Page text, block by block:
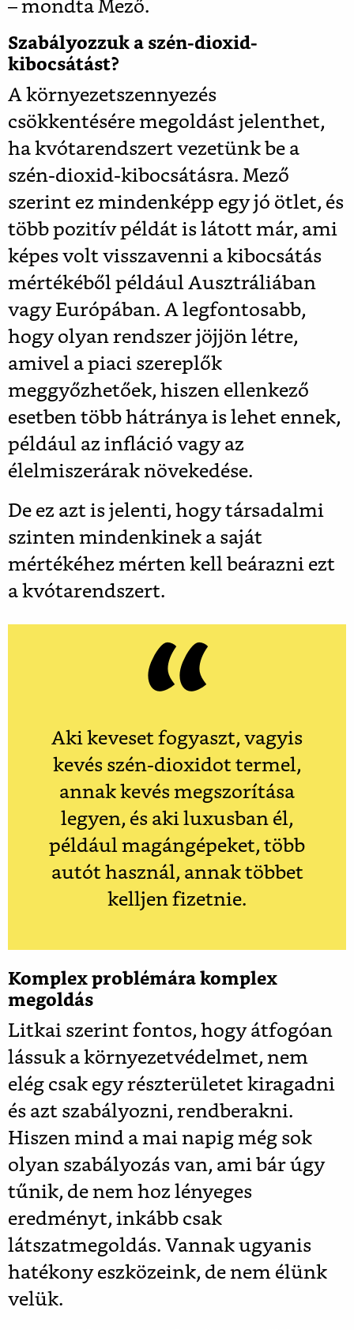
– mondta Mező.
Szabályozzuk a szén-dioxid-
kibocsátást?
A környezetszennyezés
csökkentésére megoldást jelenthet,
ha kvótarendszert vezetünk be a
szén-dioxid-kibocsátásra. Mező
szerint ez mindenképp egy jó ötlet, és
több pozitív példát is látott már, ami
képes volt visszavenni a kibocsátás
mértékéből például Ausztráliában
vagy Európában. A legfontosabb,
hogy olyan rendszer jöjjön létre,
amivel a piaci szereplők
meggyőzhetőek, hiszen ellenkező
esetben több hátránya is lehet ennek,
például az infláció vagy az
élelmiszerárak növekedése.
De ez azt is jelenti, hogy társadalmi
szinten mindenkinek a saját
mértékéhez mérten kell beárazni ezt
a kvótarendszert.
Aki keveset fogyaszt, vagyis
kevés szén-dioxidot termel,
annak kevés megszorítása
legyen, és aki luxusban él,
például magángépeket, több
autót használ, annak többet
kelljen fizetnie.
Komplex problémára komplex
megoldás
Litkai szerint fontos, hogy átfogóan
lássuk a környezetvédelmet, nem
elég csak egy részterületet kiragadni
és azt szabályozni, rendberakni.
Hiszen mind a mai napig még sok
olyan szabályozás van, ami bár úgy
tűnik, de nem hoz lényeges
eredményt, inkább csak
látszatmegoldás. Vannak ugyanis
hatékony eszközeink, de nem élünk
velük.